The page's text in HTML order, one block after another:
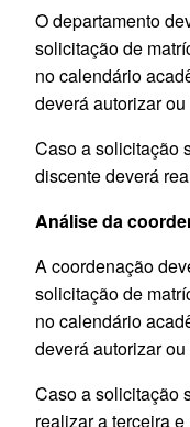
O departamento
solicitação de
no calendário
deverá autorizar
Caso a solicitação
discente deverá
Análise da
A coordenação
solicitação de
no calendário
deverá autorizar
Caso a solicitação
realizar a terceira